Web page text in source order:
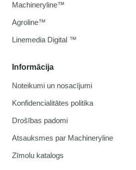
Informācija
Noteikumi un nosacījumi
Konfidencialitātes politika
Drošības padomi
Atsauksmes par Machineryline
Zīmolu katalogs
Machineryline™
Agroline™
Linemedia Digital ™